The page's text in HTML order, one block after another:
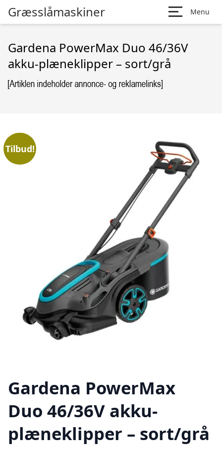
Græsslåmaskiner Menu
Gardena PowerMax Duo 46/36V
akku-plæneklipper – sort/grå
Tilbud!
Gardena PowerMax
Duo 46/36V akku-
plæneklipper – sort/grå